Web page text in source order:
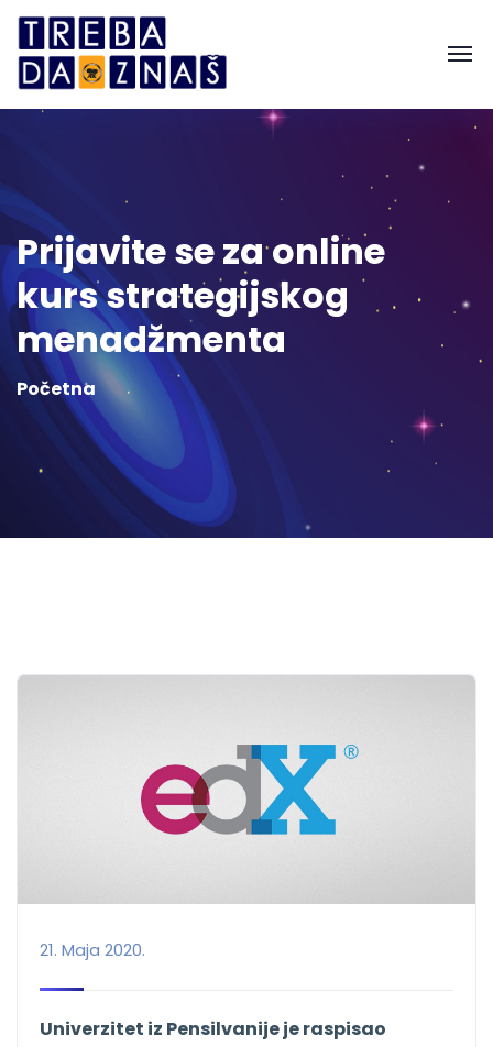
Prijavite se za online
kurs strategijskog
menadžmenta
Početna
21. Maja 2020.
Univerzitet iz Pensilvanije je raspisao